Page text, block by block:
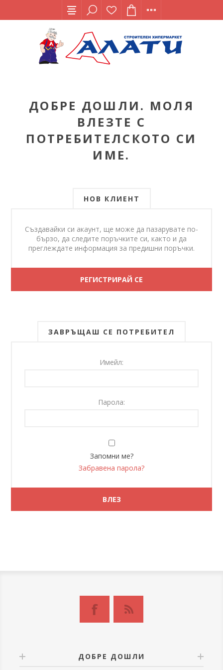
ДОБРЕ ДОШЛИ. МОЛЯ
ВЛЕЗТЕ С
ПОТРЕБИТЕЛСКОТО СИ
ИМЕ.
НОВ КЛИЕНТ
Създавайки си акаунт, ще може да пазарувате по-
бързо, да следите поръчките си, както и да
преглеждате информация за предишни поръчки.
ЗАВРЪЩАШ СЕ ПОТРЕБИТЕЛ
Имейл:
Парола:
Запомни ме?
Забравена парола?
ДОБРЕ ДОШЛИ